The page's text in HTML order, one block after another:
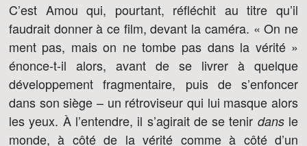
C’est Amou qui, pourtant, réfléchit au titre qu’il
faudrait donner à ce film, devant la caméra. « On ne
ment pas, mais on ne tombe pas dans la vérité »
énonce-t-il alors, avant de se livrer à quelque
développement fragmentaire, puis de s’enfoncer
dans son siège – un rétroviseur qui lui masque alors
les yeux. À l’entendre, il s’agirait de se tenir dansle
monde, à côté de la vérité comme à côté d’un